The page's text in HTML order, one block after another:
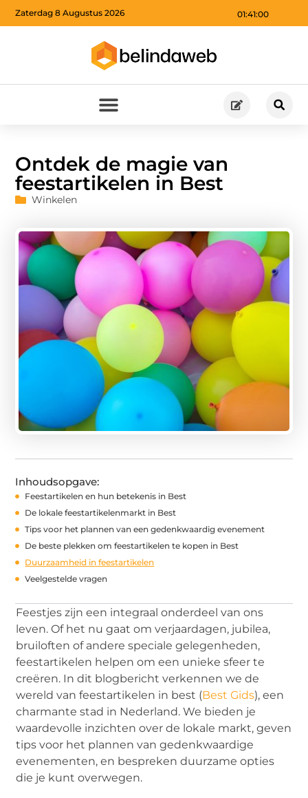
01:41:01
Zaterdag 8 Augustus 2026
Ontdek de magie van
feestartikelen in Best
Winkelen
Inhoudsopgave:
Feestartikelen en hun betekenis in Best
De lokale feestartikelenmarkt in Best
Tips voor het plannen van een gedenkwaardig evenement
De beste plekken om feestartikelen te kopen in Best
Duurzaamheid in feestartikelen
Veelgestelde vragen
Feestjes zijn een integraal onderdeel van ons
leven. Of het nu gaat om verjaardagen, jubilea,
bruiloften of andere speciale gelegenheden,
feestartikelen helpen om een unieke sfeer te
creëren. In dit blogbericht verkennen we de
wereld van feestartikelen in best (Best Gids), een
charmante stad in Nederland. We bieden je
waardevolle inzichten over de lokale markt, geven
tips voor het plannen van gedenkwaardige
evenementen, en bespreken duurzame opties
die je kunt overwegen.